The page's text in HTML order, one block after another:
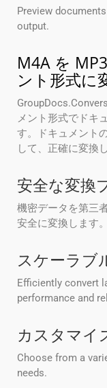
Preview
output.
M4A を
ント形式に
メント形式でドキ
す。ドキュメント
して、正確に変換
安全な変換
機密データを第三
安全に変換します。
スケーラブ
Efficiently convert
performance and
カスタマイ
Choose from a
needs.